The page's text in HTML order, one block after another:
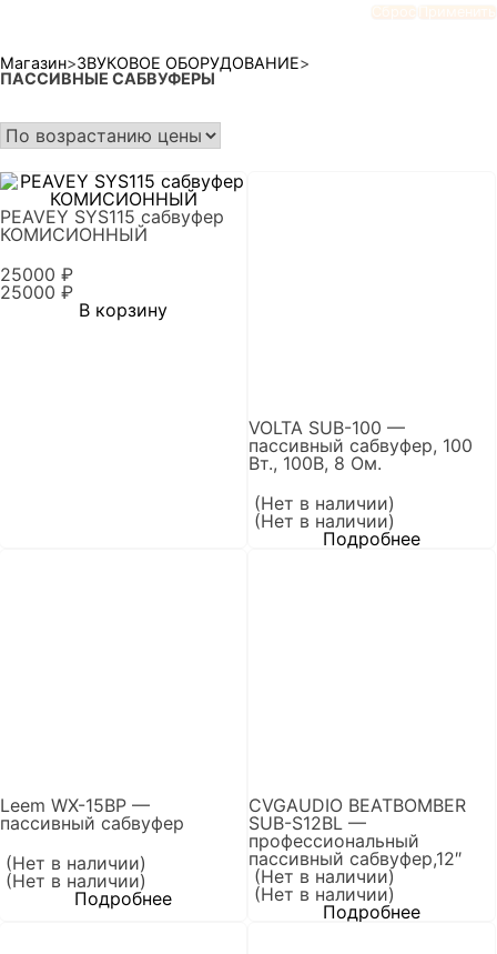
Магазин>ЗВУКОВОЕ ОБОРУДОВАНИЕ>
ПАССИВНЫЕ САБВУФЕРЫ
PEAVEY SYS115 сабвуфер
КОМИСИОННЫЙ
25000 ₽
25000 ₽
В корзину
VOLTA SUB-100 —
пассивный сабвуфер, 100
Вт., 100В, 8 Ом.
(Нет в наличии)
(Нет в наличии)
Подробнее
Leem WX-15BP —
пассивный сабвуфер
(Нет в наличии)
(Нет в наличии)
Подробнее
CVGAUDIO BEATBOMBER
SUB-S12BL —
профессиональный
пассивный сабвуфер,12″
(Нет в наличии)
(Нет в наличии)
Подробнее